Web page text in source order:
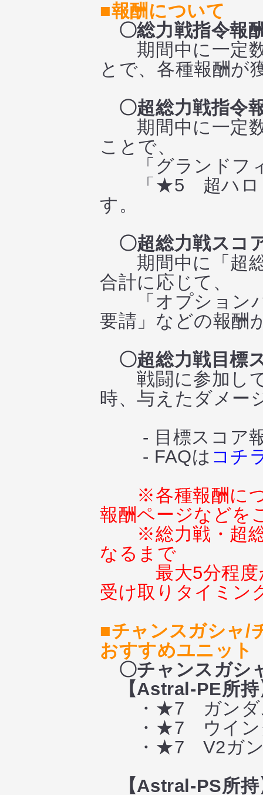
■報酬について
〇総力戦指令報
期間中に一定数
とで、各種報酬が
〇超総力戦指令
期間中に一定数
ことで、
「グランドフィ
「★5 超ハロ（
す。
〇超総力戦スコ
期間中に「超総
合計に応じて、
「オプションパ
要請」などの報酬
〇超総力戦目標
戦闘に参加して
時、与えたダメー
- 目標スコア報
- FAQは コチ
※各種報酬に
報酬ページなどを
※総力戦・超
なるまで
最大5分程
受け取りタイミン
■チャンスガシャ/
おすすめユニット
〇チャンスガシ
【Astral-PE所
・★7 ガンダ
・★7 ウイン
・★7 V2ガン
【Astral-PS所